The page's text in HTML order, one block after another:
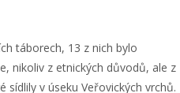
táborech, 13 z nich bylo
nikoliv z etnických důvodů, ale z
v úseku Veřovických vrchů.